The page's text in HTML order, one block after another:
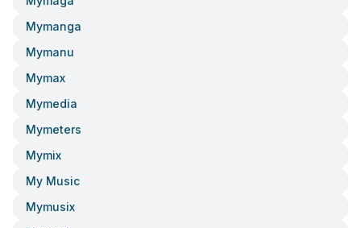
Mymanga
Mymanu
Mymax
Mymedia
Mymeters
Mymix
My Music
Mymusix